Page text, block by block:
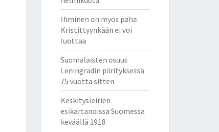
Ihminen on myös paha
Kristittyynkään ei voi
luottaa
Suomalaisten osuus
Leningradin piirityksessä
75 vuotta sitten
Keskitysleirien
esikartanoissa Suomessa
keväällä 1918